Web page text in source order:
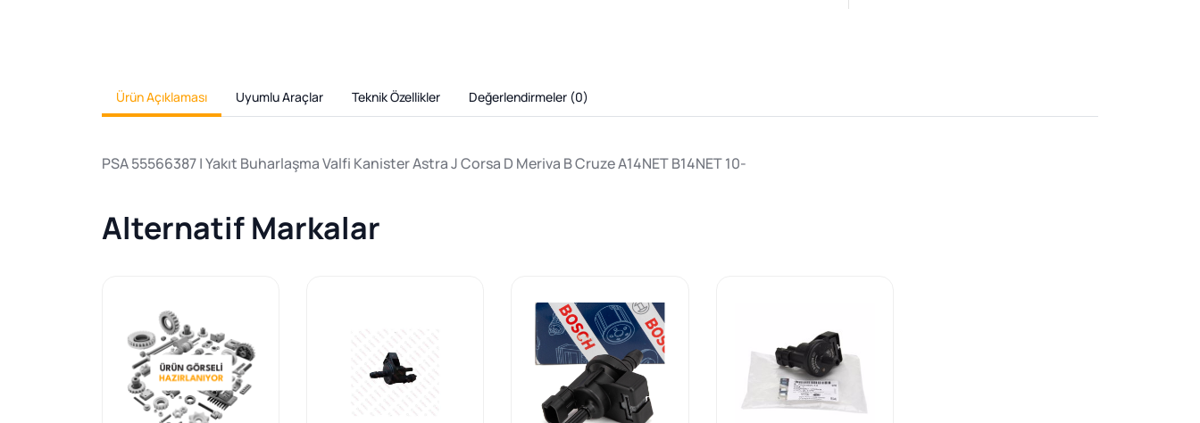
Ürün Açıklaması Uyumlu Araçlar Teknik Özellikler Değerlendirmeler (0)
PSA 55566387 | Yakıt Buharlaşma Valfi Kanister Astra J Corsa D Meriva B Cruze A14NET B14NET 10-
Alternatif Markalar